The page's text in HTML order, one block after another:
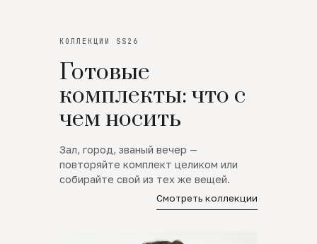
КОЛЛЕКЦИИ SS26
Готовые
комплекты: что с
чем носить
Зал, город, званый вечер —
повторяйте комплект целиком или
собирайте свой из тех же вещей.
Смотреть коллекции